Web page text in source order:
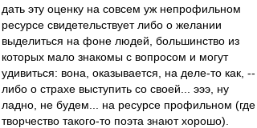
дать эту оценку на совсем уж непрофильном
ресурсе свидетельствует либо о желании
выделиться на фоне людей, большинство из
которых мало знакомы с вопросом и могут
удивиться: вона, оказывается, на деле-то как, --
либо о страхе выступить со своей... эээ, ну
ладно, не будем... на ресурсе профильном (где
творчество такого-то поэта знают хорошо).